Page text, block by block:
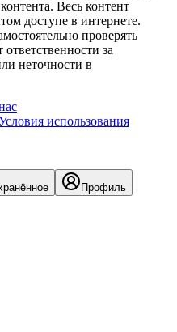
Весь контент
доступе в интернете.
проверять
за
неточности в
использования
Профиль